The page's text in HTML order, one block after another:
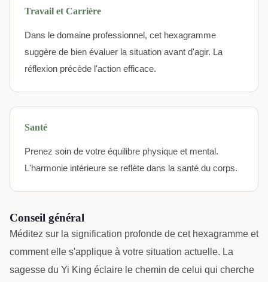
Travail et Carrière
Dans le domaine professionnel, cet hexagramme
suggère de bien évaluer la situation avant d'agir. La
réflexion précède l'action efficace.
Santé
Prenez soin de votre équilibre physique et mental.
L'harmonie intérieure se reflète dans la santé du corps.
Conseil général
Méditez sur la signification profonde de cet hexagramme et
comment elle s'applique à votre situation actuelle. La
sagesse du Yi King éclaire le chemin de celui qui cherche